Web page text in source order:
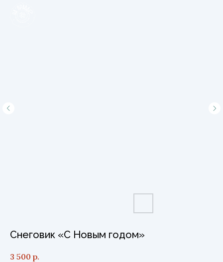
Снеговик «С Новым годом»
3 500 р.